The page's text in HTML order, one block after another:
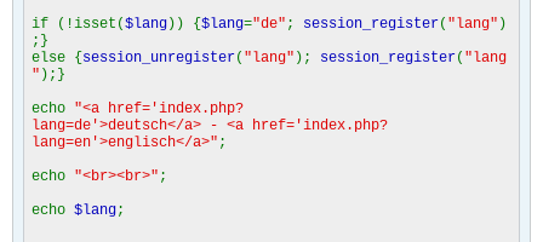
if (!isset($lang)) {$lang="de" ; session_register( "lang" )
;}
else {session_unregister( "lang" ); session_register( "lang
" );}
echo "<a href='index.php?
lang=de'>deutsch</a> - <a href='index.php?
lang=en'>englisch</a>" ;
echo "<br><br>" ;
echo $lang;